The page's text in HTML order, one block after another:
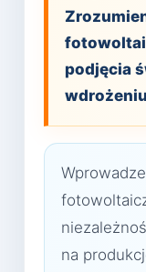
podjęcia
na